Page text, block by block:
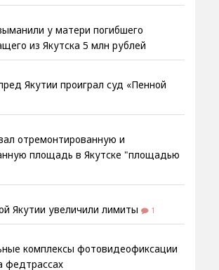
у матери погибшего
из Якутска 5 млн рублей
Якутии проиграл суд «Пенной
отремонтированную и
площадь в Якутске "площадью
Якутии увеличили лимиты 1
комплексы фотовидеофиксации
федтрассах